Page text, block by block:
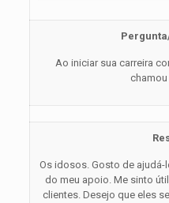
Ao iniciar sua carreira
Os idosos. Gosto de
do meu apoio. Me sinto
clientes. Desejo que eles